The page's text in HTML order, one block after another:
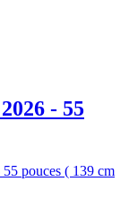
- 55